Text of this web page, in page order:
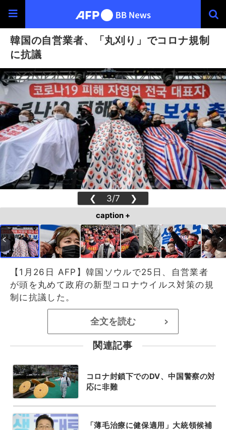
韓国の自営業者、「丸刈り」でコロナ規制
に抗議
❮ 3/7 ❯
caption +
【1月26日 AFP】韓国ソウルで25日、自営業者
が頭を丸めて政府の新型コロナウイルス対策の規
制に抗議した。
全文を読む >
関連記事
コロナ封鎖下でのDV、中国警察の対
応に非難
「薄毛治療に健保適用」大統領候補